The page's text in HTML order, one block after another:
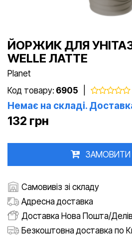
ЙОРЖИК ДЛЯ
WELLE ЛАТТЕ
Planet
Код товару: 6905
Немає на складі.
132 грн
ЗАМОВИТИ
Самовивіз зі складу
Адресна доставка
Доставка Нова Пошта/
Безкоштовна доставка по